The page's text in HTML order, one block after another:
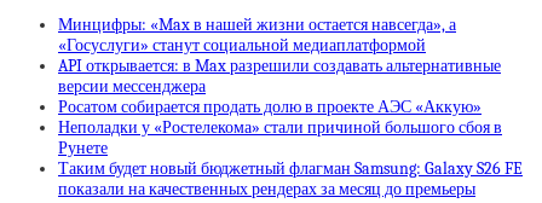
Минцифры: «Max в нашей жизни остается навсегда», а
«Госуслуги» станут социальной медиаплатформой
API открывается: в Max разрешили создавать альтернативные
версии мессенджера
Росатом собирается продать долю в проекте АЭС «Аккую»
Неполадки у «Ростелекома» стали причиной большого сбоя в
Рунете
Таким будет новый бюджетный флагман Samsung: Galaxy S26 FE
показали на качественных рендерах за месяц до премьеры